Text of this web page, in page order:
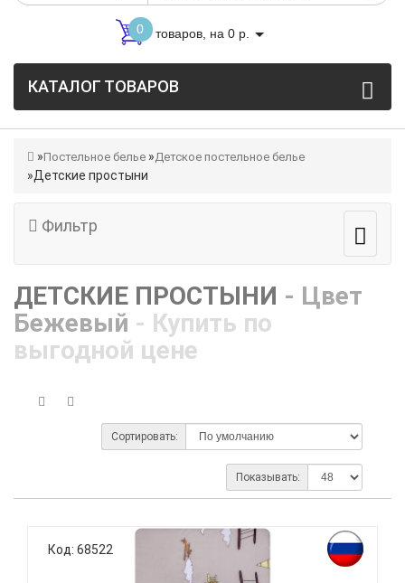
0 товаров, на 0 р.
КАТАЛОГ ТОВАРОВ
Постельное белье Детское постельное белье
Детские простыни
Фильтр
ДЕТСКИЕ ПРОСТЫНИ - Цвет
Бежевый - Купить по
выгодной цене
Сортировать:
Показывать:
Код: 68522